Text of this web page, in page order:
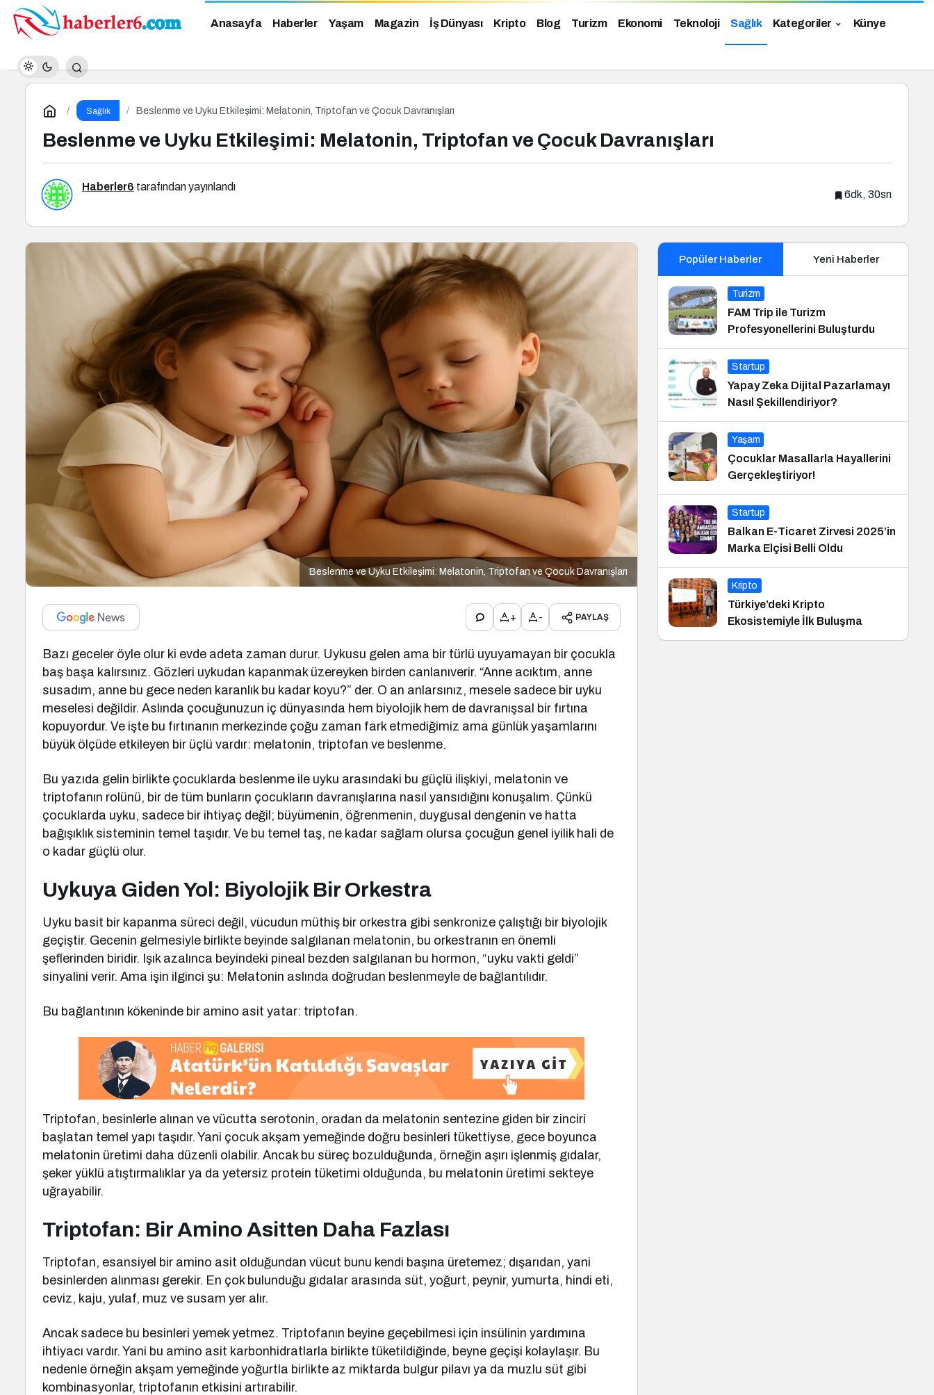
Anasayfa Haberler Yaşam Magazin İş Dünyası Kripto Blog Turizm Ekonomi Teknoloji Sağlık Kategoriler Künye
Sağlık Beslenme ve Uyku Etkileşimi: Melatonin, Triptofan ve Çocuk Davranışları
Beslenme ve Uyku Etkileşimi: Melatonin, Triptofan ve Çocuk Davranışları
Haberler6 tarafından yayınlandı
6dk, 30sn
Beslenme ve Uyku Etkileşimi: Melatonin, Triptofan ve Çocuk Davranışları
+ - PAYLAŞ
Bazı geceler öyle olur ki evde adeta zaman durur. Uykusu gelen ama bir türlü uyuyamayan bir çocukla
baş başa kalırsınız. Gözleri uykudan kapanmak üzereyken birden canlanıverir. “Anne acıktım, anne
susadım, anne bu gece neden karanlık bu kadar koyu?” der. O an anlarsınız, mesele sadece bir uyku
meselesi değildir. Aslında çocuğunuzun iç dünyasında hem biyolojik hem de davranışsal bir fırtına
kopuyordur. Ve işte bu fırtınanın merkezinde çoğu zaman fark etmediğimiz ama günlük yaşamlarını
büyük ölçüde etkileyen bir üçlü vardır: melatonin, triptofan ve beslenme.
Bu yazıda gelin birlikte çocuklarda beslenme ile uyku arasındaki bu güçlü ilişkiyi, melatonin ve
triptofanın rolünü, bir de tüm bunların çocukların davranışlarına nasıl yansıdığını konuşalım. Çünkü
çocuklarda uyku, sadece bir ihtiyaç değil; büyümenin, öğrenmenin, duygusal dengenin ve hatta
bağışıklık sisteminin temel taşıdır. Ve bu temel taş, ne kadar sağlam olursa çocuğun genel iyilik hali de
o kadar güçlü olur.
Uykuya Giden Yol: Biyolojik Bir Orkestra
Uyku basit bir kapanma süreci değil, vücudun müthiş bir orkestra gibi senkronize çalıştığı bir biyolojik
geçiştir. Gecenin gelmesiyle birlikte beyinde salgılanan melatonin, bu orkestranın en önemli
şeflerinden biridir. Işık azalınca beyindeki pineal bezden salgılanan bu hormon, “uyku vakti geldi”
sinyalini verir. Ama işin ilginci şu: Melatonin aslında doğrudan beslenmeyle de bağlantılıdır.
Bu bağlantının kökeninde bir amino asit yatar: triptofan.
Triptofan, besinlerle alınan ve vücutta serotonin, oradan da melatonin sentezine giden bir zinciri
başlatan temel yapı taşıdır. Yani çocuk akşam yemeğinde doğru besinleri tükettiyse, gece boyunca
melatonin üretimi daha düzenli olabilir. Ancak bu süreç bozulduğunda, örneğin aşırı işlenmiş gıdalar,
şeker yüklü atıştırmalıklar ya da yetersiz protein tüketimi olduğunda, bu melatonin üretimi sekteye
uğrayabilir.
Triptofan: Bir Amino Asitten Daha Fazlası
Triptofan, esansiyel bir amino asit olduğundan vücut bunu kendi başına üretemez; dışarıdan, yani
besinlerden alınması gerekir. En çok bulunduğu gıdalar arasında süt, yoğurt, peynir, yumurta, hindi eti,
ceviz, kaju, yulaf, muz ve susam yer alır.
Ancak sadece bu besinleri yemek yetmez. Triptofanın beyine geçebilmesi için insülinin yardımına
ihtiyacı vardır. Yani bu amino asit karbonhidratlarla birlikte tüketildiğinde, beyne geçişi kolaylaşır. Bu
nedenle örneğin akşam yemeğinde yoğurtla birlikte az miktarda bulgur pilavı ya da muzlu süt gibi
kombinasyonlar, triptofanın etkisini artırabilir.
Popüler Haberler Yeni Haberler
Turizm
FAM Trip ile Turizm
Profesyonellerini Buluşturdu
Startup
Yapay Zeka Dijital Pazarlamayı
Nasıl Şekillendiriyor?
Yaşam
Çocuklar Masallarla Hayallerini
Gerçekleştiriyor!
Startup
Balkan E-Ticaret Zirvesi 2025’in
Marka Elçisi Belli Oldu
Kripto
Türkiye’deki Kripto
Ekosistemiyle İlk Buluşma